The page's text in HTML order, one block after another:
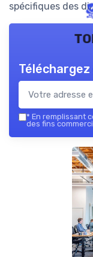
spécifiques des
* En remplissant
des fins